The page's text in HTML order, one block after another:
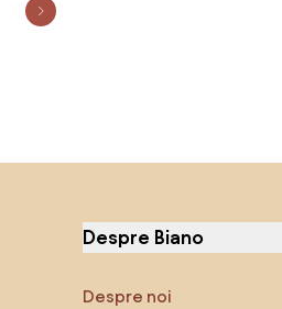
Despre Biano
Despre noi